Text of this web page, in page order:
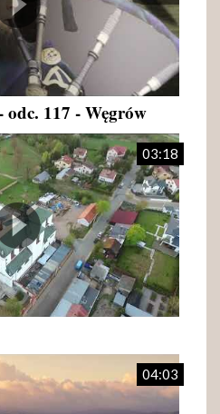
odc. 117 - Węgrów
03:18
04:03